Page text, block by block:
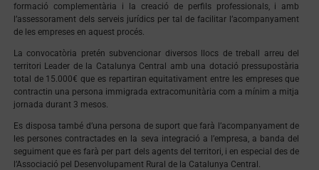
formació complementària i la creació de perfils professionals, i amb
l’assessorament dels serveis jurídics per tal de facilitar l’acompanyament
de les empreses en aquest procés.
La convocatòria pretén subvencionar diversos llocs de treball arreu del
territori Leader de la Catalunya Central amb una dotació pressupostària
total de 15.000€ que es repartiran equitativament entre les empreses que
contractin una persona immigrada extracomunitària com a mínim a mitja
jornada durant 3 mesos.
Es disposa també d’una persona de suport que farà l’acompanyament de
les persones contractades en la seva integració a l’empresa, a banda del
seguiment que es farà per part dels agents del territori, i en especial des de
l’Associació pel Desenvolupament Rural de la Catalunya Central.